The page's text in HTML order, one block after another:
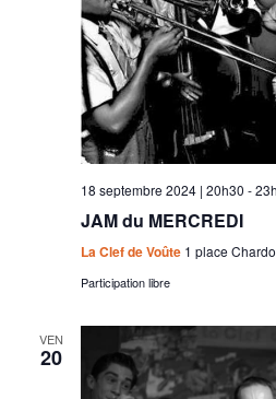
18 septembre 2024 | 20h30 -
JAM du MERCREDI
La Clef de Voûte 1 place
Participation libre
VEN
20